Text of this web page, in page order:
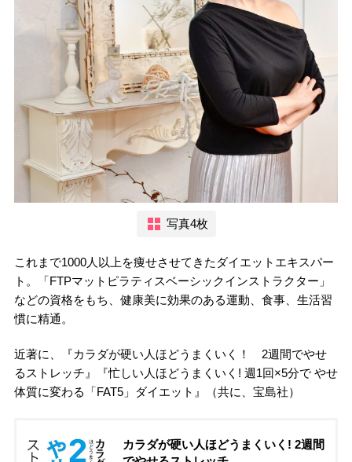
写真4枚
これまで1000人以上を痩せさせてきたダイエットエキスパー
ト。「FTPマットピラティスベーシックインストラクター」
などの資格をもち、健康美に効果のある運動、食事、生活習
慣に精通。
近著に、『カラダが硬い人ほどうまくいく！ 2週間でやせ
るストレッチ』『忙しい人ほどうまくいく! 週1回×5分で やせ
体質に変わる「FAT5」ダイエット』（共に、宝島社）
カラダが硬い人ほどうまくいく! 2週間